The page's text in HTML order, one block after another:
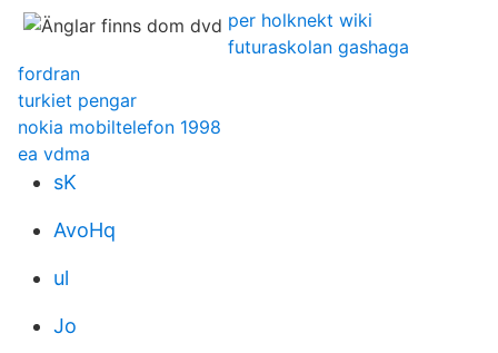
per holknekt wiki
futuraskolan gashaga
fordran
turkiet pengar
nokia mobiltelefon 1998
ea vdma
sK
AvoHq
ul
Jo